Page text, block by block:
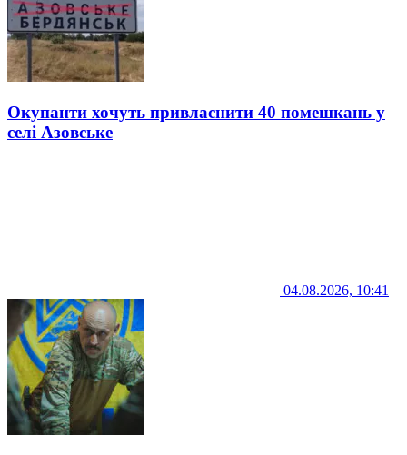
Окупанти хочуть привласнити 40 помешкань у
селі Азовське
04.08.2026, 10:41